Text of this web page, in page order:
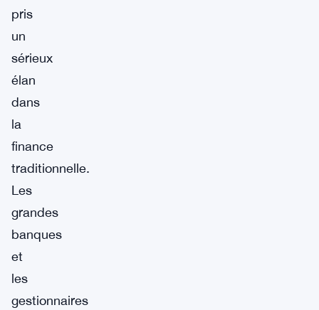
pris
un
sérieux
élan
dans
la
finance
traditionnelle.
Les
grandes
banques
et
les
gestionnaires